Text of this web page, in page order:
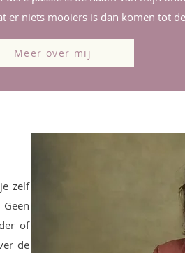
er niets mooiers is dan komen tot
Meer over mij
zelf
of
de